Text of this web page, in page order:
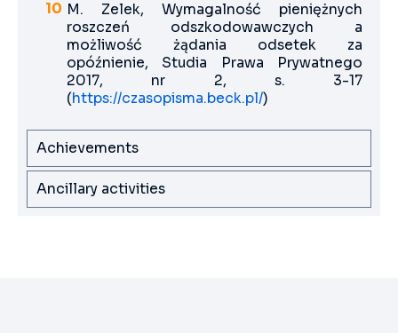
M. Zelek, Wymagalność pieniężnych
roszczeń odszkodowawczych a
możliwość żądania odsetek za
opóźnienie, Studia Prawa Prywatnego
2017, nr 2, s. 3-17
(https://czasopisma.beck.pl/)
Achievements
Ancillary activities